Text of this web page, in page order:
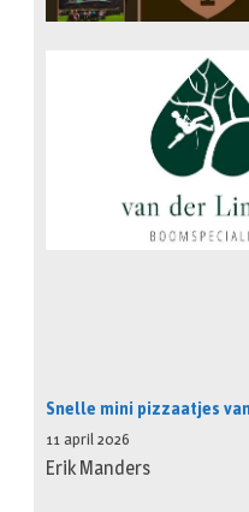
Snelle mini pizzaatjes
11 april 2026
Erik Manders